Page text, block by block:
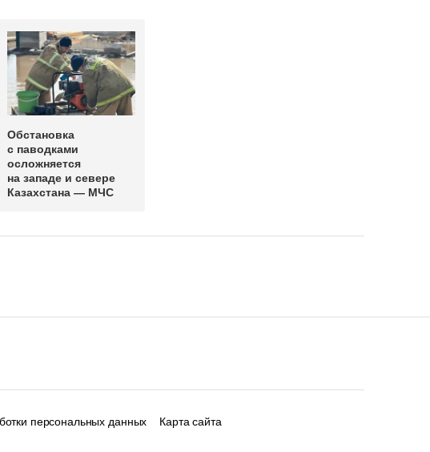
Обстановка
с паводками
осложняется
на западе и севере
Казахстана — МЧС
персональных данных Карта сайта